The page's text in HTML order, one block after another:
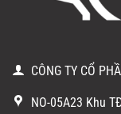
CÔNG TY CỔ
NO-05A23 Khu